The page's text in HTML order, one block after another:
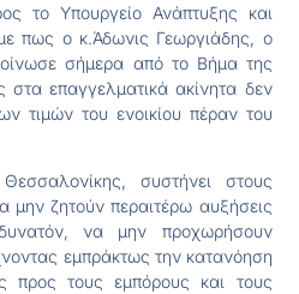
το Υπουργείο Ανάπτυξης και
πως ο κ.Άδωνις Γεωργιάδης, ο
σήμερα από το Βήμα της
επαγγελματικά ακίνητα δεν
τιμών του ενοικίου πέραν του
συστήνει στους
μην ζητούν περαιτέρω αυξήσεις
να μην προχωρήσουν
εμπράκτως την κατανόηση
προς τους εμπόρους και τους